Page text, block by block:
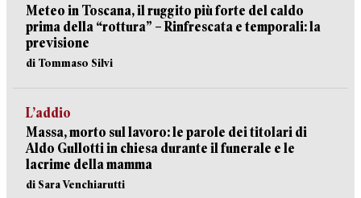
Meteo in Toscana, il ruggito più forte del caldo
prima della “rottura” – Rinfrescata e temporali: la
previsione
di Tommaso Silvi
L’addio
Massa, morto sul lavoro: le parole dei titolari di
Aldo Gullotti in chiesa durante il funerale e le
lacrime della mamma
di Sara Venchiarutti